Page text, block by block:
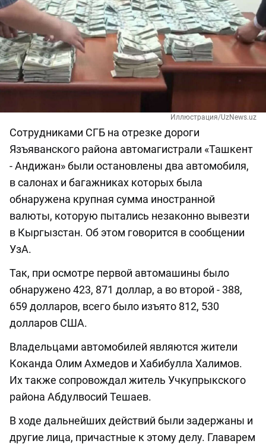
Иллюстрация/UzNews.uz
Сотрудниками СГБ на отрезке дороги
Язъяванского района автомагистрали «Ташкент
- Андижан» были остановлены два автомобиля,
в салонах и багажниках которых была
обнаружена крупная сумма иностранной
валюты, которую пытались незаконно вывезти
в Кыргызстан. Об этом говорится в сообщении
УзА.
Так, при осмотре первой автомашины было
обнаружено 423, 871 доллар, а во второй - 388,
659 долларов, всего было изъято 812, 530
долларов США.
Владельцами автомобилей являются жители
Коканда Олим Ахмедов и Хабибулла Халимов.
Их также сопровождал житель Учкупрыкского
района Абдулвосий Тешаев.
В ходе дальнейших действий были задержаны и
другие лица, причастные к этому делу. Главарем